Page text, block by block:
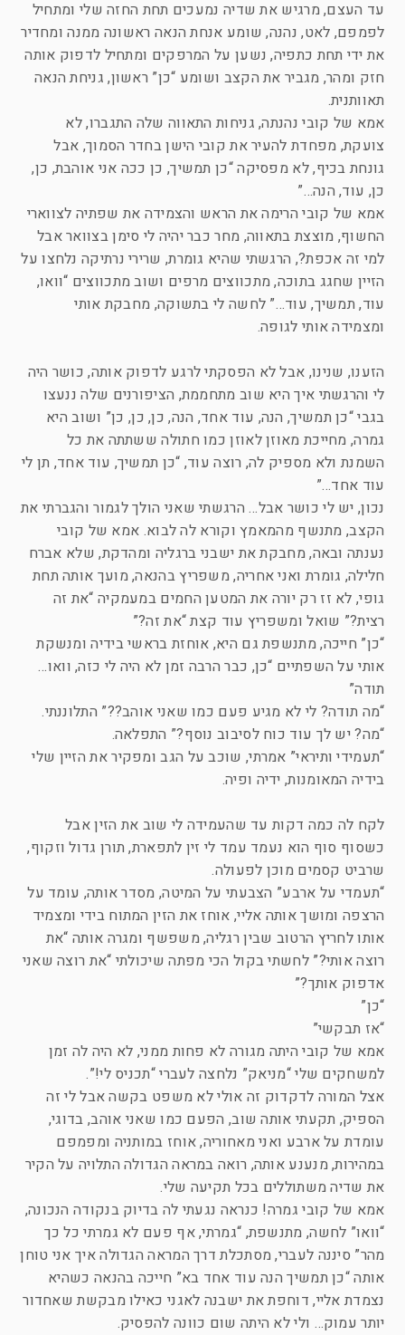
עד העצם, מרגיש את שדיה נמעכים תחת החזה שלי ומתחיל
לפמפם, לאט, נהנה, שומע אנחת הנאה ראשונה ממנה ומחדיר
את ידי תחת כתפיה, נשען על המרפקים ומתחיל לדפוק אותה
חזק ומהר, מגביר את הקצב ושומע “כן” ראשון, גניחת הנאה
תאוותנית.
אמא של קובי נהנתה, גניחות התאווה שלה התגברו, לא
צועקת, מפחדת להעיר את קובי הישן בחדר הסמוך, אבל
גונחת בכיף, לא מפסיקה “כן תמשיך, כן ככה אני אוהבת, כן,
כן, עוד, הנה…”
אמא של קובי הרימה את הראש והצמידה את שפתיה לצווארי
החשוף, מוצצת בתאווה, מחר כבר יהיה לי סימן בצוואר אבל
למי זה אכפת?, הרגשתי שהיא גומרת, שרירי נרתיקה נלחצו על
הזיין שחגג בתוכה, מתכווצים מרפים ושוב מתכווצים “וואו,
עוד, תמשיך, עוד…” לחשה לי בתשוקה, מחבקת אותי
ומצמידה אותי לגופה.
הזענו, שנינו, אבל לא הפסקתי לרגע לדפוק אותה, כושר היה
לי והרגשתי איך היא שוב מתחממת, הציפורנים שלה ננעצו
בגבי “כן תמשיך, הנה, עוד אחד, הנה, כן, כן, כן” ושוב היא
גמרה, מחייכת מאוזן לאוזן כמו חתולה ששתתה את כל
השמנת ולא מספיק לה, רוצה עוד, “כן תמשיך, עוד אחד, תן לי
עוד אחד…”
נכון, יש לי כושר אבל… הרגשתי שאני הולך לגמור והגברתי את
הקצב, מתנשף מהמאמץ וקורא לה לבוא. אמא של קובי
נענתה ובאה, מחבקת את ישבני ברגליה ומהדקת, שלא אברח
חלילה, גומרת ואני אחריה, משפריץ בהנאה, מועך אותה תחת
גופי, לא זז רק יורה את המטען החמים במעמקיה “את זה
רצית?” שואל ומשפריץ עוד קצת “את זה?”
“כן” חייכה, מתנשפת גם היא, אוחזת בראשי בידיה ומנשקת
אותי על השפתיים “כן, כבר הרבה זמן לא היה לי כזה, וואו…
תודה”
“מה תודה? לי לא מגיע פעם כמו שאני אוהב??” התלוננתי.
“מה? יש לך עוד כוח לסיבוב נוסף?” התפלאה.
“תעמידי ותיראי” אמרתי, שוכב על הגב ומפקיר את הזיין שלי
בידיה המאומנות, ידיה ופיה.
לקח לה כמה דקות עד שהעמידה לי שוב את הזין אבל
כשסוף סוף הוא נעמד עמד לי זין לתפארת, תורן גדול וזקוף,
שרביט קסמים מוכן לפעולה.
“תעמדי על ארבע” הצבעתי על המיטה, מסדר אותה, עומד על
הרצפה ומושך אותה אליי, אוחז את הזין המתוח בידי ומצמיד
אותו לחריץ הרטוב שבין רגליה, משפשף ומגרה אותה “את
רוצה אותי?” לחשתי בקול הכי מפתה שיכולתי “את רוצה שאני
אדפוק אותך?”
“כן”
“אז תבקשי”
אמא של קובי היתה מגורה לא פחות ממני, לא היה לה זמן
למשחקים שלי “מניאק” נלחצה לעברי “תכניס לי!”.
אצל המורה לדקדוק זה אולי לא משפט בקשה אבל לי זה
הספיק, תקעתי אותה שוב, הפעם כמו שאני אוהב, בדוגי,
עומדת על ארבע ואני מאחוריה, אוחז במותניה ומפמפם
במהירות, מנענע אותה, רואה במראה הגדולה התלויה על הקיר
את שדיה משתוללים בכל תקיעה שלי.
אמא של קובי גמרה! כנראה נגעתי לה בדיוק בנקודה הנכונה,
“וואו” לחשה, מתנשפת, “גמרתי, אף פעם לא גמרתי כל כך
מהר” סיננה לעברי, מסתכלת דרך המראה הגדולה איך אני טוחן
אותה “כן תמשיך הנה עוד אחד בא” חייכה בהנאה כשהיא
נצמדת אליי, דוחפת את ישבנה לאגני כאילו מבקשת שאחדור
יותר עמוק… ולי לא היתה שום כוונה להפסיק.